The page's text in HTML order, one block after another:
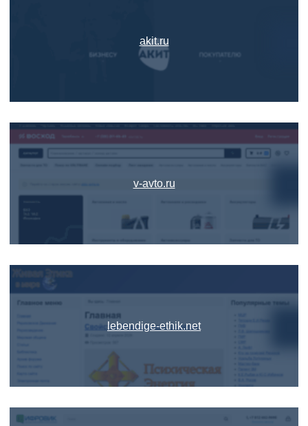
akit.ru
v-avto.ru
lebendige-ethik.net